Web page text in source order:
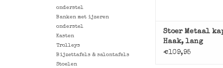
onderstel
Banken met ijzeren
onderstel
Kasten
Trolleys
Bijzettafels & salontafels
Stoelen
Stoer Metaal
Haak, lang
€109,95